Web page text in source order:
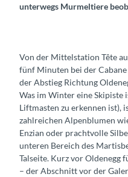
unterwegs Murmeltiere
Von der Mittelstation Tête
fünf Minuten bei der
der Abstieg Richtung
Was im Winter eine Skipiste
Liftmasten zu erkennen ist),
zahlreichen Alpenblumen
Enzian oder prachtvolle
unteren Bereich des
Talseite. Kurz vor Oldenegg
– der Abschnitt vor der